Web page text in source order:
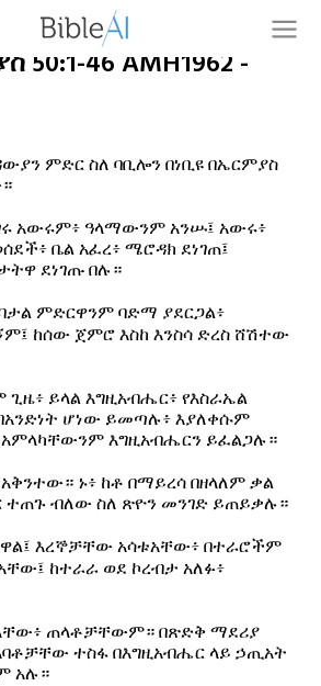
46 AMH1962 -
ምድር ስለ ባቢሎን በነቢዩ በኤርምያስ
አውሩም፥ ዓላማውንም አንሡ፤ አውሩ፥
ቤል አፈረ፥ ሜሮዳክ ደነገጠ፤
ደነገጡ በሉ።
ምድርዋንም ባድማ ያደርጋል፥
ከሰው ጀምሮ እስከ እንስሳ ድረስ ሸሽተው
ይላል እግዚአብሔር፥ የእስራኤል
ሆነው ይመጣሉ፥ እያለቀሱም
እግዚአብሔርን ይፈልጋሉ።
ኑ፥ ከቶ በማይረሳ በዘላለም ቃል
ተጠጉ ብለው ስለ ጽዮን መንገድ ይጠይቃሉ።
እረኞቻቸው አሳቱአቸው፥ በተራሮችም
ከተራራ ወደ ኮረብታ አለፉ፥
ጠላቶቻቸውም። በጽድቅ ማደሪያ
ተስፋ በእግዚአብሔር ላይ ኃጢአት
አሉ።